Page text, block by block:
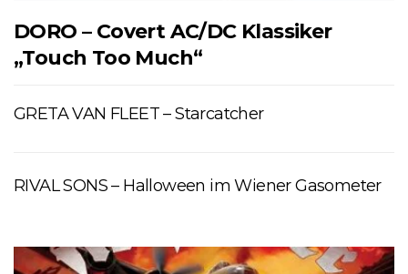
DORO – Covert AC/DC Klassiker
„Touch Too Much“
GRETA VAN FLEET – Starcatcher
RIVAL SONS – Halloween im Wiener Gasometer